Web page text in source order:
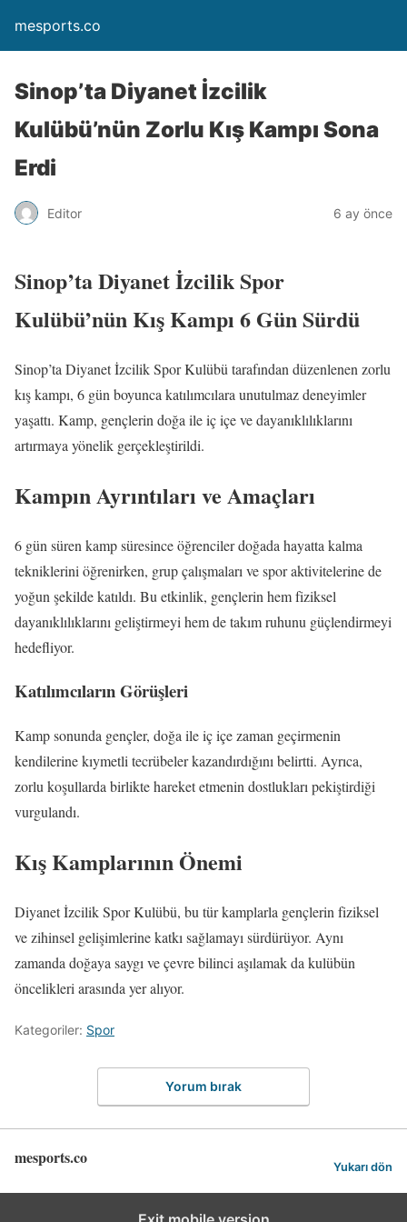
mesports.co
Sinop’ta Diyanet İzcilik
Kulübü’nün Zorlu Kış Kampı Sona
Erdi
Editor 6 ay önce
Sinop’ta Diyanet İzcilik Spor
Kulübü’nün Kış Kampı 6 Gün Sürdü
Sinop’ta Diyanet İzcilik Spor Kulübü tarafından düzenlenen zorlu
kış kampı, 6 gün boyunca katılımcılara unutulmaz deneyimler
yaşattı. Kamp, gençlerin doğa ile iç içe ve dayanıklılıklarını
artırmaya yönelik gerçekleştirildi.
Kampın Ayrıntıları ve Amaçları
6 gün süren kamp süresince öğrenciler doğada hayatta kalma
tekniklerini öğrenirken, grup çalışmaları ve spor aktivitelerine de
yoğun şekilde katıldı. Bu etkinlik, gençlerin hem fiziksel
dayanıklılıklarını geliştirmeyi hem de takım ruhunu güçlendirmeyi
hedefliyor.
Katılımcıların Görüşleri
Kamp sonunda gençler, doğa ile iç içe zaman geçirmenin
kendilerine kıymetli tecrübeler kazandırdığını belirtti. Ayrıca,
zorlu koşullarda birlikte hareket etmenin dostlukları pekiştirdiği
vurgulandı.
Kış Kamplarının Önemi
Diyanet İzcilik Spor Kulübü, bu tür kamplarla gençlerin fiziksel
ve zihinsel gelişimlerine katkı sağlamayı sürdürüyor. Aynı
zamanda doğaya saygı ve çevre bilinci aşılamak da kulübün
öncelikleri arasında yer alıyor.
Kategoriler: Spor
Yorum bırak
mesports.co Yukarı dön